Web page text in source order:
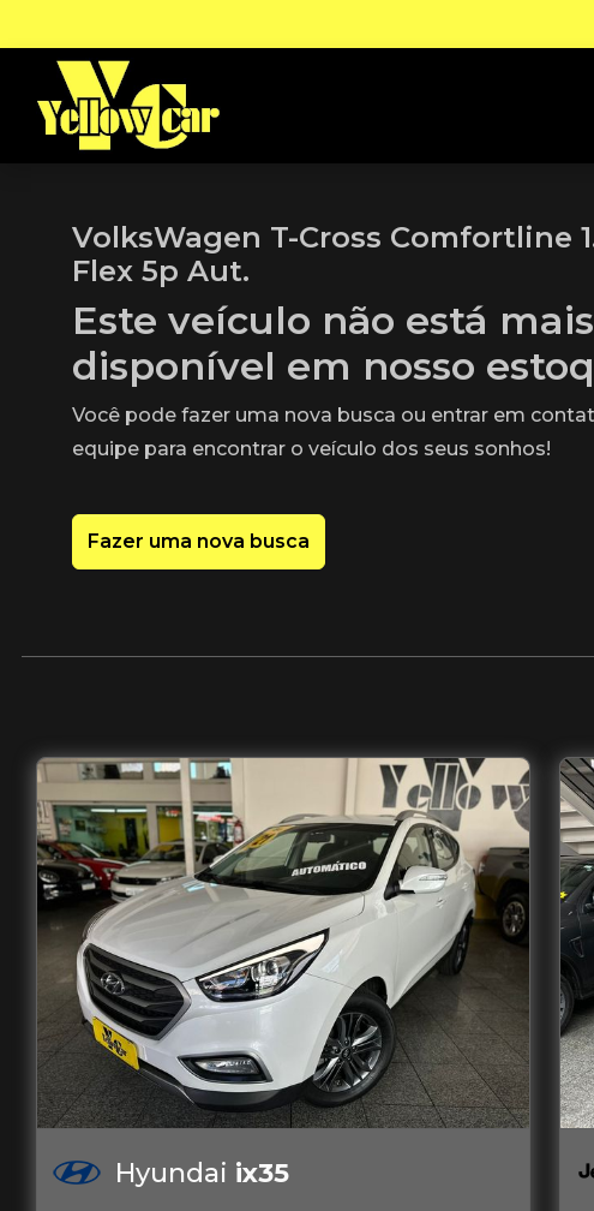
VolksWagen T-Cross Comfortline
Flex 5p Aut.
Este veículo não está mais
disponível em nosso
Você pode fazer uma nova busca ou entrar em
equipe para encontrar o veículo dos seus sonhos!
Fazer uma nova busca
Hyundai ix35